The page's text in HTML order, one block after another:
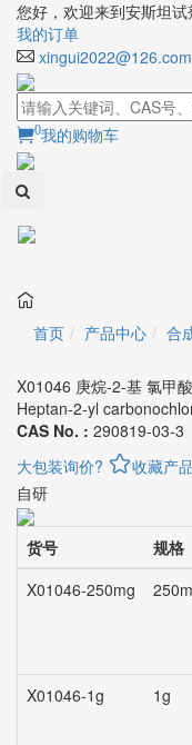
您好，欢迎来到安斯坦试
我的订单
xingui2022@126.com
0我的购物车
首页 产品中心 合
X01046 庚烷-2-基 氯甲
Heptan-2-yl
CAS No. : 290819-03-3
大包装询价?
收藏产品
自研
货号 规格
X01046-250mg
X01046-1g
1g